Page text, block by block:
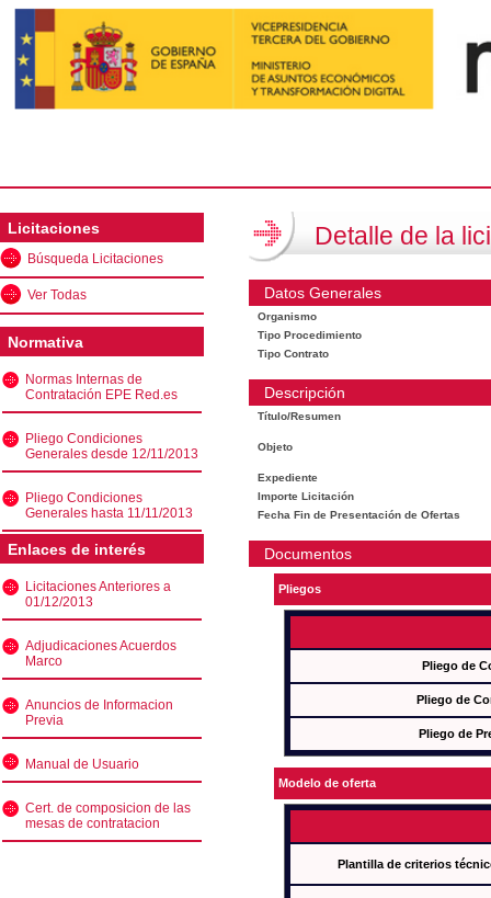
Licitaciones
Búsqueda Licitaciones
Ver Todas
Normativa
Normas Internas de
Contratación EPE Red.es
Pliego Condiciones
Generales desde 12/11/2013
Pliego Condiciones
Generales hasta 11/11/2013
Enlaces de interés
Licitaciones Anteriores a
01/12/2013
Adjudicaciones Acuerdos
Marco
Anuncios de Informacion
Previa
Manual de Usuario
Cert. de composicion de las
mesas de contratacion
Detalle de la
Datos Generales
Organismo
Tipo Procedimiento
Tipo Contrato
Descripción
Título/Resumen
Objeto
Expediente
Importe Licitación
Fecha Fin de Presentación de Ofertas
Documentos
Pliegos
Pliego de
Pliego de
Pliego de
Modelo de oferta
Plantilla de criterios